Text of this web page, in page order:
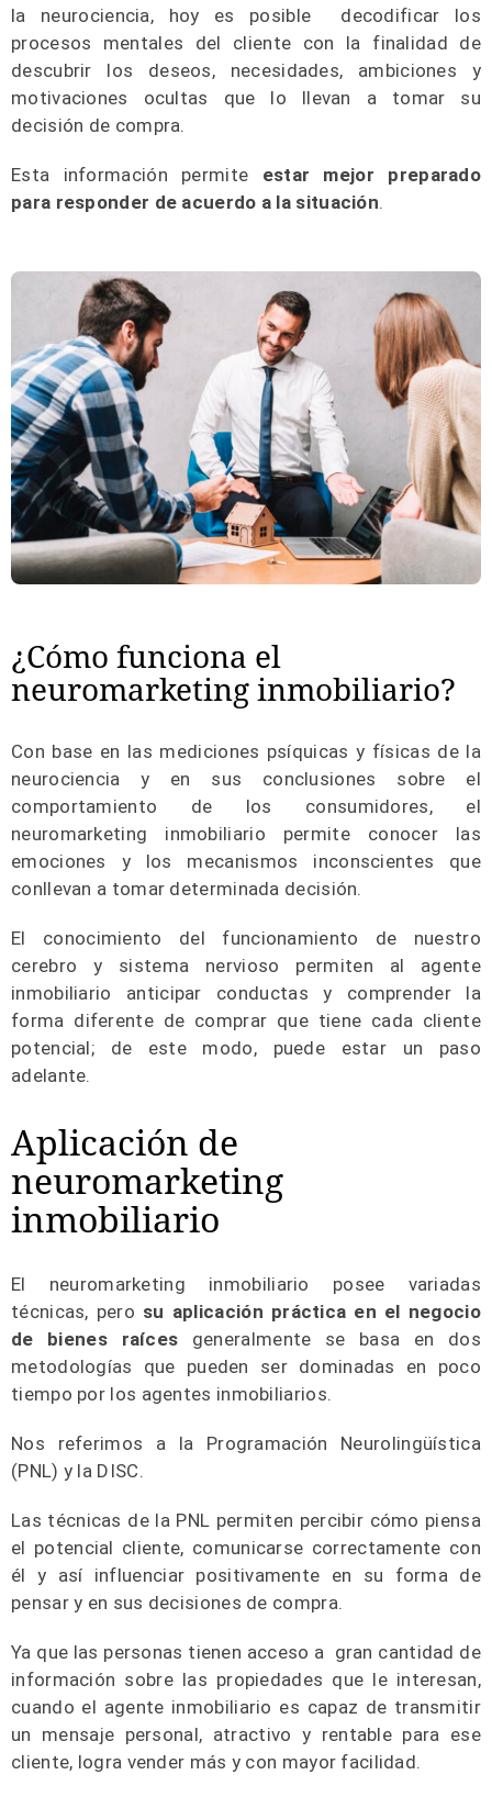
la neurociencia, hoy es posible decodificar los
procesos mentales del cliente con la finalidad de
descubrir los deseos, necesidades, ambiciones y
motivaciones ocultas que lo llevan a tomar su
decisión de compra.
Esta información permite estar mejor preparado
para responder de acuerdo a la situación.
¿Cómo funciona el
neuromarketing inmobiliario?
Con base en las mediciones psíquicas y físicas de la
neurociencia y en sus conclusiones sobre el
comportamiento de los consumidores, el
neuromarketing inmobiliario permite conocer las
emociones y los mecanismos inconscientes que
conllevan a tomar determinada decisión.
El conocimiento del funcionamiento de nuestro
cerebro y sistema nervioso permiten al agente
inmobiliario anticipar conductas y comprender la
forma diferente de comprar que tiene cada cliente
potencial; de este modo, puede estar un paso
adelante.
Aplicación de
neuromarketing
inmobiliario
El neuromarketing inmobiliario posee variadas
técnicas, pero su aplicación práctica en el negocio
de bienes raíces generalmente se basa en dos
metodologías que pueden ser dominadas en poco
tiempo por los agentes inmobiliarios.
Nos referimos a la Programación Neurolingüística
(PNL) y la DISC.
Las técnicas de la PNL permiten percibir cómo piensa
el potencial cliente, comunicarse correctamente con
él y así influenciar positivamente en su forma de
pensar y en sus decisiones de compra.
Ya que las personas tienen acceso a gran cantidad de
información sobre las propiedades que le interesan,
cuando el agente inmobiliario es capaz de transmitir
un mensaje personal, atractivo y rentable para ese
cliente, logra vender más y con mayor facilidad.